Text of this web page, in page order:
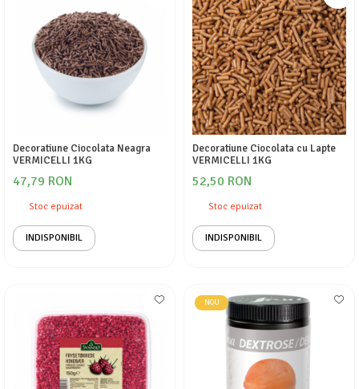
Decoratiune Ciocolata Neagra
VERMICELLI 1KG
47,79 RON
Stoc epuizat
INDISPONIBIL
Decoratiune Ciocolata cu Lapte
VERMICELLI 1KG
52,50 RON
Stoc epuizat
INDISPONIBIL
NOU